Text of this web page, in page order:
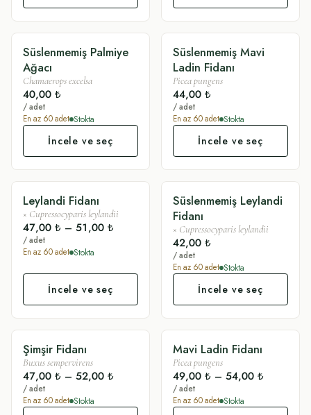
SADE
Süslenmemiş Palmiye
Ağacı
Chamaerops excelsa
40,00 ₺
/ adet
En az 60adet Stokta
İncele ve seç
SADE
Süslenmemiş Mavi
Ladin Fidanı
Picea pungens
44,00 ₺
/ adet
En az 60adet Stokta
İncele ve seç
SÜSLÜ
Leylandi Fidanı
× Cupressocyparis leylandii
47,00 ₺ – 51,00 ₺
/ adet
En az 60adet Stokta
İncele ve seç
SADE
Süslenmemiş Leylandi
Fidanı
× Cupressocyparis leylandii
42,00 ₺
/ adet
En az 60adet Stokta
İncele ve seç
SÜSLÜ
Şimşir Fidanı
Buxus sempervirens
47,00 ₺ – 52,00 ₺
/ adet
En az 60adet Stokta
SÜSLÜ
Mavi Ladin Fidanı
Picea pungens
49,00 ₺ – 54,00 ₺
/ adet
En az 60adet Stokta